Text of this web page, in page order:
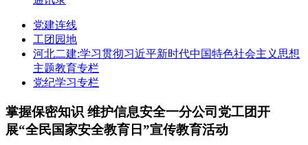
党建连线
工团园地
河北二建:学习贯彻习近平新时代中国特色社会主义思想
主题教育专栏
党纪学习专栏
掌握保密知识 维护信息安全一分公司党工团开
展“全民国家安全教育日”宣传教育活动